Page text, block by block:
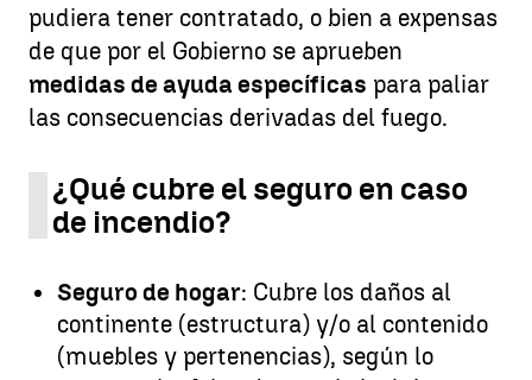
pudiera tener contratado, o bien a expensas
de que por el Gobierno se aprueben
medidas de ayuda específicas para paliar
las consecuencias derivadas del fuego.
¿Qué cubre el seguro en caso
de incendio?
Seguro de hogar: Cubre los daños al
continente (estructura) y/o al contenido
(muebles y pertenencias), según lo